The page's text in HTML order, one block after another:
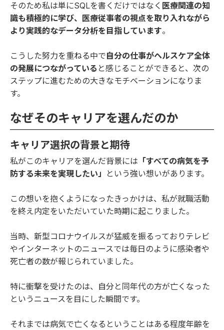
そのため私は単にSQLを書くだけではなく 医療関連の知
識も積極的に学び、医療従事者の視点を取り入れながら
より実践的なデータ分析を目指しています。
こうした努力を重ねる中で自分の仕事がヘルスケア全体
の発展につながっている と感じることができると、次の
ステップに進むための大きなモチベーションになりま
す。
なぜそのキャリアを選んだのか
キャリア選択の背景と期待
私がこのキャリアを選んだ背景には 「すべての病気を予
防する未来を実現したい」
という強い想いがあります。
この想いを抱くようになったきっかけは、私が就職活動
を終え内定をいただいていた時期に起こりました。
当時、新型コロナウイルスが猛威を振るっておりテレビ
やインターネットのニュースでは毎日のように感染者や
死亡者の数が報じられていました。
特に衝撃を受けたのは、自分と同年代の方が亡くなった
というニュースを目にした瞬間です。
それまでは病気で亡くなるということはある程度年齢を